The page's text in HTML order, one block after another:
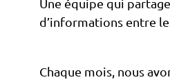
Une équipe qui
d’informations entre
Chaque mois, nous